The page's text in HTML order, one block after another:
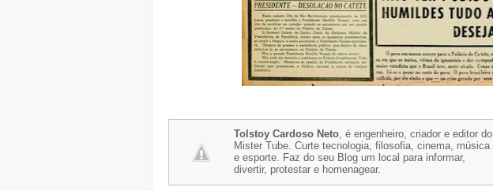
Tolstoy Cardoso Neto, é engenheiro, criador e editor do
Mister Tube. Curte tecnologia, filosofia, cinema, música
e esporte. Faz do seu Blog um local para informar,
divertir, protestar e homenagear.